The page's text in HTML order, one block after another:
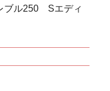
ブル250 Sエディ